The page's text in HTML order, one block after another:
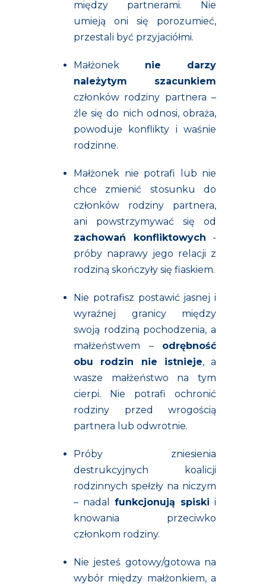
między partnerami. Nie
umieją oni się porozumieć,
przestali być przyjaciółmi.
Małżonek nie darzy
należytym szacunkiem
członków rodziny partnera –
źle się do nich odnosi, obraża,
powoduje konflikty i waśnie
rodzinne.
Małżonek nie potrafi lub nie
chce zmienić stosunku do
członków rodziny partnera,
ani powstrzymywać się od
zachowań konfliktowych -
próby naprawy jego relacji z
rodziną skończyły się fiaskiem.
Nie potrafisz postawić jasnej i
wyraźnej granicy między
swoją rodziną pochodzenia, a
małżeństwem – odrębność
obu rodzin nie istnieje, a
wasze małżeństwo na tym
cierpi. Nie potrafi ochronić
rodziny przed wrogością
partnera lub odwrotnie.
Próby zniesienia
destrukcyjnych koalicji
rodzinnych spełzły na niczym
– nadal funkcjonują spiski i
knowania przeciwko
członkom rodziny.
Nie jesteś gotowy/gotowa na
wybór między małżonkiem, a